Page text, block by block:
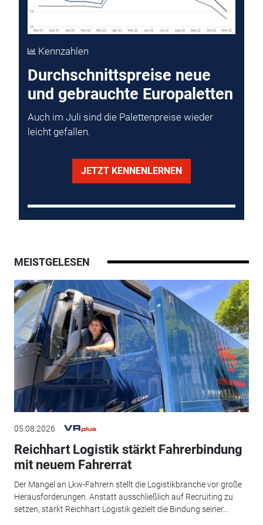
Kennzahlen
Durchschnittspreise neue
und gebrauchte Europaletten
Auch im Juli sind die Palettenpreise wieder
leicht gefallen.
JETZT KENNENLERNEN
MEISTGELESEN
05.08.2026
Reichhart Logistik stärkt Fahrerbindung
mit neuem Fahrerrat
Der Mangel an Lkw-Fahrern stellt die Logistikbranche vor große
Herausforderungen. Anstatt ausschließlich auf Recruiting zu
setzen, stärkt Reichhart Logistik gezielt die Bindung seiner...